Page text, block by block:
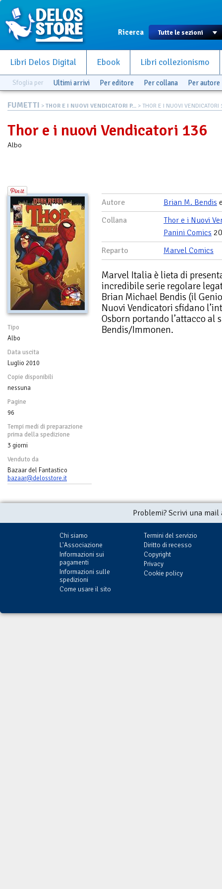
Ricerca
Libri Delos Digital Ebook Libri collezionismo
Sfoglia per Ultimi arrivi Per editore Per collana Per autore
FUMETTI > THOR E I NUOVI VENDICATORI P... > THOR E I NUOVI VENDICATORI
Thor e i nuovi Vendicatori 136
Albo
Tipo
Albo
Data uscita
Luglio 2010
Copie disponibili
nessuna
Pagine
96
Tempi medi di preparazione
prima della spedizione
3 giorni
Venduto da
Bazaar del Fantastico
bazaar@delosstore.it
Autore Brian M. Bendis
Collana
Thor e i Nuovi
Panini Comics
Reparto
Marvel Comics
Marvel Italia è lieta di
incredibile serie regolare
Brian Michael Bendis (il
Nuovi Vendicatori sfidano
Osborn portando l’attacco al
Bendis/Immonen.
Problemi? Scrivi una
Chi siamo
L'Associazione
Informazioni sui
pagamenti
Informazioni sulle
spedizioni
Come usare il sito
Termini del servizio
Diritto di recesso
Copyright
Privacy
Cookie policy